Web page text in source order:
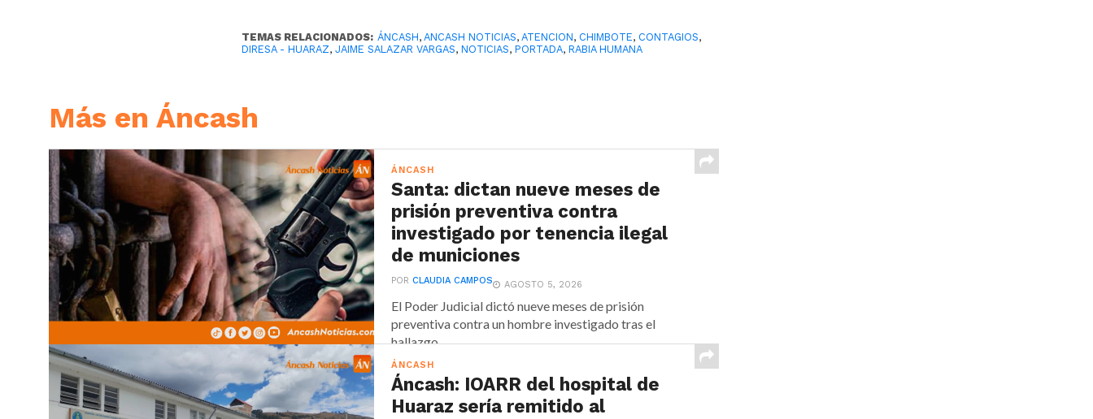
TEMAS RELACIONADOS: ÁNCASH,ANCASH NOTICIAS,ATENCION, CHIMBOTE, CONTAGIOS,
DIRESA - HUARAZ,JAIME SALAZAR VARGAS,NOTICIAS,PORTADA,RABIA HUMANA
Más en Áncash
ÁNCASH
Santa: dictan nueve meses de
prisión preventiva contra
investigado por tenencia ilegal
de municiones
PORCLAUDIA CAMPOS AGOSTO 5, 2026
El Poder Judicial dictó nueve meses de prisión
preventiva contra un hombre investigado tras el
hallazgo...
ÁNCASH
Áncash: IOARR del hospital de
Huaraz sería remitido al